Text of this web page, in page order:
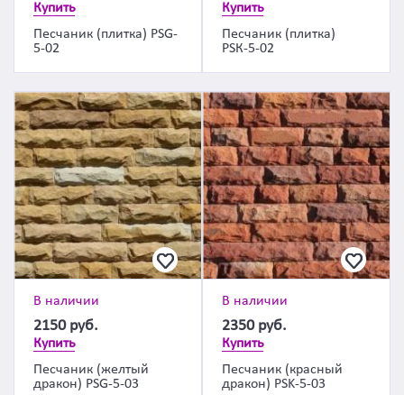
Купить
Песчаник (плитка) PSG-
5-02
Купить
Песчаник (плитка)
PSК-5-02
В наличии
2150 руб.
Купить
Песчаник (желтый
дракон) PSG-5-03
В наличии
2350 руб.
Купить
Песчаник (красный
дракон) PSK-5-03